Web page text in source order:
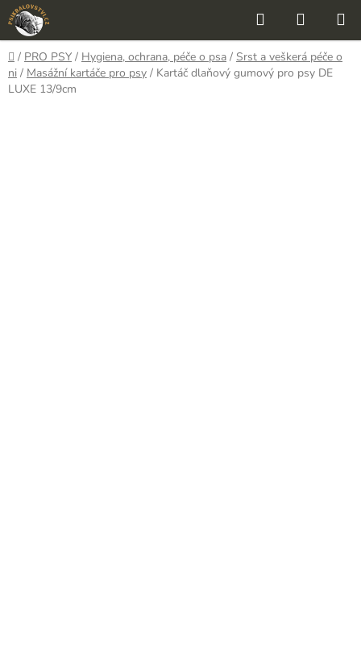
Přejít
na
obsah
Hledat
KOŠÍK
Domů
/ PRO PSY / Hygiena, ochrana, péče o psa / Srst a veškerá péče o
ni / Masážní kartáče pro psy / Kartáč dlaňový gumový pro psy DE
LUXE 13/9cm